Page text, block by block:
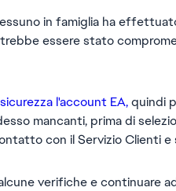
in famiglia ha
essere stato
l'account EA,quindi
mancanti, prima di
con il Servizio Clienti e
verifiche e continuare